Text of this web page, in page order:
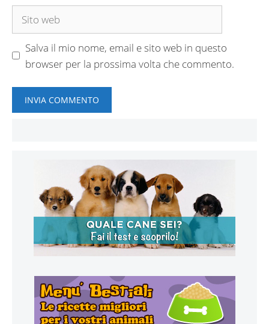
Sito
Salva il mio nome, email e sito web in questo
browser per la prossima volta che commento.